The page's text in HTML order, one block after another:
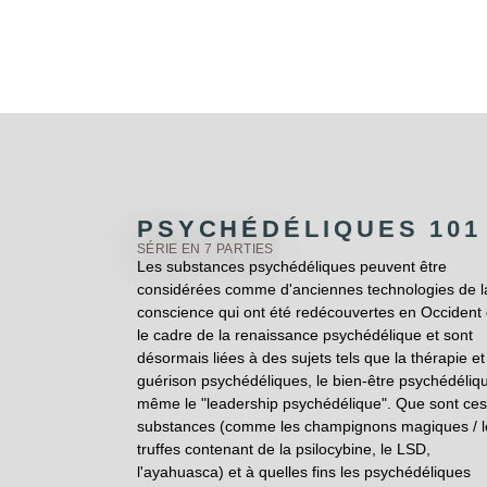
PSYCHÉDÉLIQUES 101
SÉRIE EN 7 PARTIES
Les substances psychédéliques peuvent être
considérées comme d'anciennes technologies de
conscience qui ont été redécouvertes en Occident
le cadre de la renaissance psychédélique et sont
désormais liées à des sujets tels que la thérapie
guérison psychédéliques, le bien-être
même le "leadership psychédélique". Que sont ces
substances (comme les champignons magiques /
truffes contenant de la psilocybine, le LSD,
l'ayahuasca) et à quelles fins les psychédéliques